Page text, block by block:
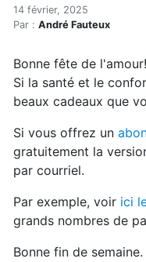
Accueil
Articles
Un cadeau de la
Un
14 février, 2025
Par : André Fauteux
Bonne fête de l'amour!
Si la santé et le
beaux cadeaux que
Si vous offrez un
gratuitement la
par courriel.
Par exemple, voir ici
grands nombres de
Bonne fin de semaine.